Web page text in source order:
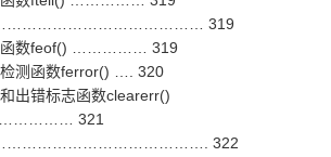
……………………………………… 319
函数feof() …………… 319
测函数ferror() …. 320
出错标志函数clearerr()
321
322